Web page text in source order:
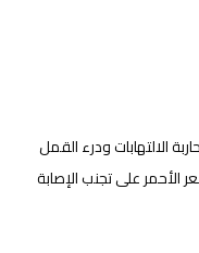
الالتهابات ودرء القمل
الأحمر على تجنب الإصابة